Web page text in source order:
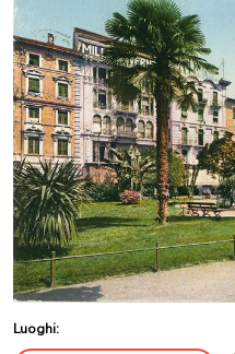
Luoghi: